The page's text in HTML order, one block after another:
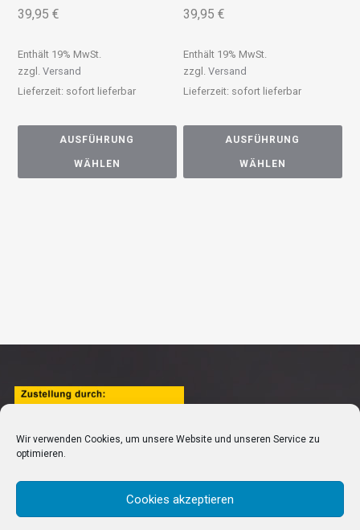
Wir verwenden Cookies, um unsere Website und unseren Service zu
optimieren.
Cookies akzeptieren
39,95€
Enthält 19% MwSt.
zzgl.Versand
Lieferzeit: sofort lieferbar
AUSFÜHRUNG
WÄHLEN
39,95€
Enthält 19% MwSt.
zzgl.Versand
Lieferzeit: sofort lieferbar
AUSFÜHRUNG
WÄHLEN